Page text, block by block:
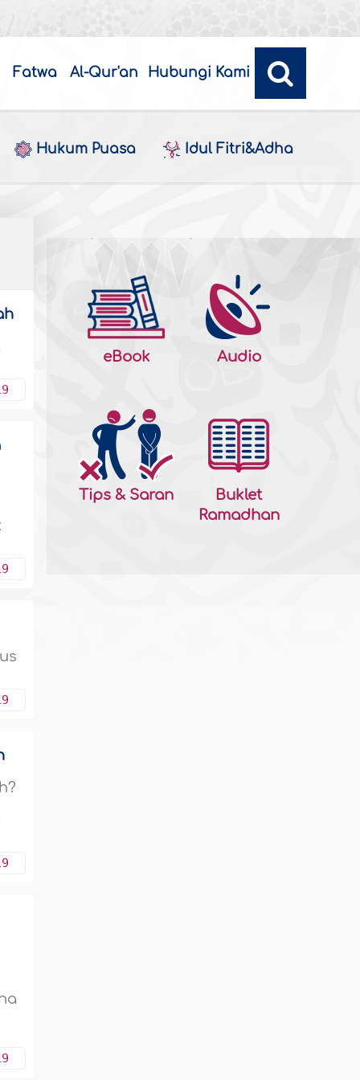
Fatwa Al-Qur'an Hubungi Kami
Hukum Puasa Idul Fitri&Adha
eBook Audio
Tips & Saran
Buklet
Ramadhan